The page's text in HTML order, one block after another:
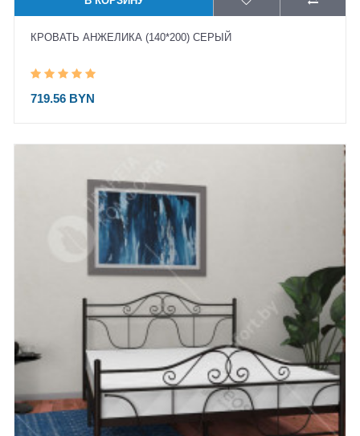
КРОВАТЬ АНЖЕЛИКА (140*200) СЕРЫЙ
719.56 BYN